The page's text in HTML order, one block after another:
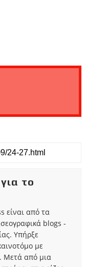
το
είναι από τα
blogs -
Υπήρξε
με
Μετά από μια